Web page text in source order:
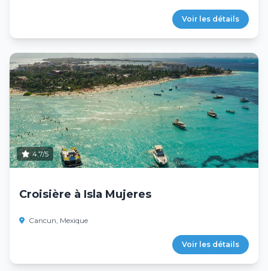
Voir les détails
4.7/5
Croisière à Isla Mujeres
Cancun, Mexique
Voir les détails